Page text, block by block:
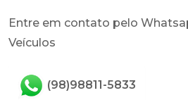
Entre em contato pelo
Veículos
(98)98811-5833